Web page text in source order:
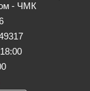
- ЧМК